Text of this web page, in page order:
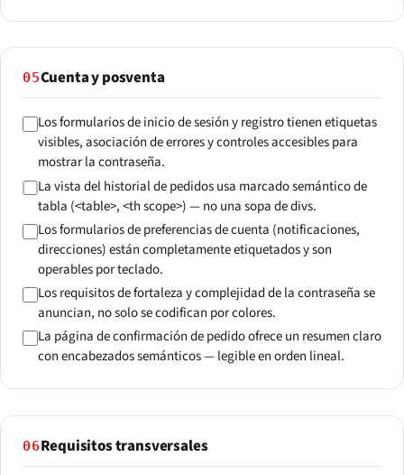
05Cuenta y posventa
Los formularios de inicio de sesión y registro tienen etiquetas
visibles, asociación de errores y controles accesibles para
mostrar la contraseña.
La vista del historial de pedidos usa marcado semántico de
tabla (<table>, <th scope>) — no una sopa de divs.
Los formularios de preferencias de cuenta (notificaciones,
direcciones) están completamente etiquetados y son
operables por teclado.
Los requisitos de fortaleza y complejidad de la contraseña se
anuncian, no solo se codifican por colores.
La página de confirmación de pedido ofrece un resumen claro
con encabezados semánticos — legible en orden lineal.
06Requisitos transversales